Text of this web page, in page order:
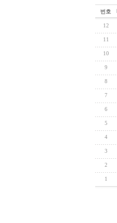
번호
12
11
10
9
8
7
6
5
4
3
2
1